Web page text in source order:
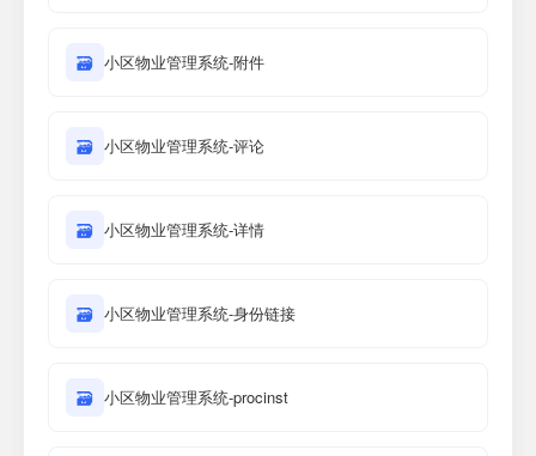
🗃 小区物业管理系统-附件
🗃 小区物业管理系统-评论
🗃 小区物业管理系统-详情
🗃 小区物业管理系统-身份链接
🗃 小区物业管理系统-procinst